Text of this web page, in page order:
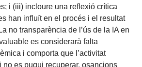
i (iii) incloure una reflexió crítica
han influït en el procés i el resultat
no transparència de l’ús de la IA en
es considerarà falta
i comporta que l’activitat
no es pugui recuperar, osancions